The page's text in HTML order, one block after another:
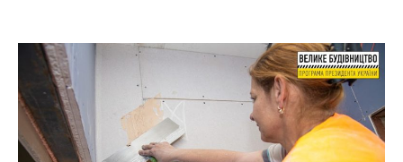
«Очень ждем открытия отремонтированного
садика. Будет удобно и родителям, и детям. Ведь
нам надо работать, а детям – развиваться и
готовиться к школе», – поделилась мама 3-летней
Анютки, местная Наталья Байдак.